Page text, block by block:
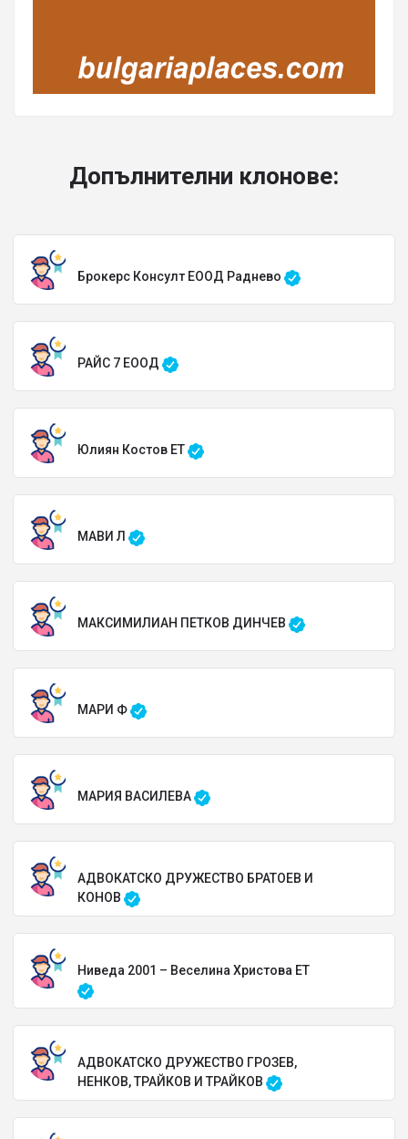
Допълнителни клонове:
Брокерс Консулт ЕООД Раднево
РАЙС 7 ЕООД
Юлиян Костов ЕТ
МАВИ Л
МАКСИМИЛИАН ПЕТКОВ ДИНЧЕВ
МАРИ Ф
МАРИЯ ВАСИЛЕВА
АДВОКАТСКО ДРУЖЕСТВО БРАТОЕВ И
КОНОВ
Ниведа 2001 – Веселина Христова ЕТ
АДВОКАТСКО ДРУЖЕСТВО ГРОЗЕВ,
НЕНКОВ, ТРАЙКОВ И ТРАЙКОВ